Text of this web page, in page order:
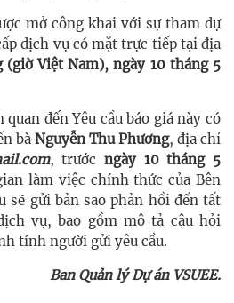
mở công khai với sự tham dự
dịch vụ có mặt trực tiếp tại địa
(giờ Việt Nam), ngày 10 tháng 5
đến Yêu cầu báo giá này có
bà Nguyễn Thu Phương, địa chỉ
, trướcngày 10 tháng 5
làm việc chính thức của Bên
sẽ gửi bản sao phản hồi đến tất
vụ, bao gồm mô tả câu hỏi
tính người gửi yêu cầu.
Ban Quản lý Dự án VSUEE.